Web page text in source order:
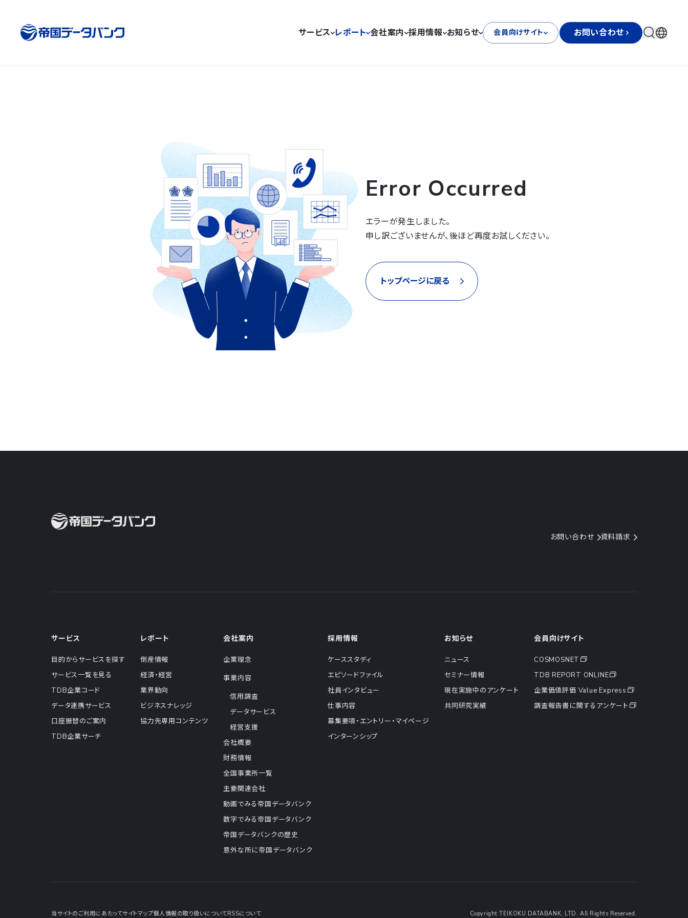
サービス レポート 会社案内 採用情報 お知らせ 会員向けサイト お問い合わせ
Error Occurred
エラーが発生しました。
申し訳ございませんが、後ほど再度お試しください。
トップページに戻る
お問い合わせ 資料請求
サービス
目的からサービスを探す
サービス一覧を見る
TDB企業コード
データ連携サービス
口座振替のご案内
TDB企業サーチ
レポート
倒産情報
経済・経営
業界動向
ビジネスナレッジ
協力先専用コンテンツ
会社案内
企業理念
事業内容
信用調査
データサービス
経営支援
会社概要
財務情報
全国事業所一覧
主要関連会社
動画でみる帝国データバンク
数字でみる帝国データバンク
帝国データバンクの歴史
意外な所に帝国データバンク
採用情報
ケーススタディ
エピソードファイル
社員インタビュー
仕事内容
募集要項・エントリー・マイページ
インターンシップ
お知らせ
ニュース
セミナー情報
現在実施中のアンケート
共同研究実績
会員向けサイト
COSMOSNET
TDB REPORT ONLINE
企業価値評価 Value Express
調査報告書に関するアンケート
当サイトのご利用にあたってサイトマップ個人情報の取り扱いについてRSSについて Copyright TEIKOKU DATABANK, LTD. All Rights Reserved.